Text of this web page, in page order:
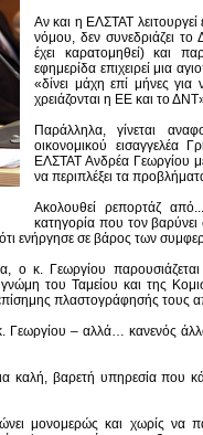
Αν και η ΕΛΣΤΑΤ
νόμου, δεν συνεδριάζει το
έχει καρατομηθεί) και
εφημερίδα επιχειρεί μια
«δίνει μάχη επί μήνες
χρειάζονται η ΕΕ και το
Παράλληλα, γίνεται
οικονομικού
ΕΛΣΤΑΤ Ανδρέα Γεωργίου
να περιπλέξει τα
Ακολουθεί ρεπορτάζ
κατηγορία που τον
ενήργησε σε βάρος των
ο κ. Γεωργίου
του Ταμείου και της
επίσημης πλαστογράφησής
Γεωργίου – αλλά… κανενός
καλή, βαρετή υπηρεσία που
μονομερώς και χωρίς να